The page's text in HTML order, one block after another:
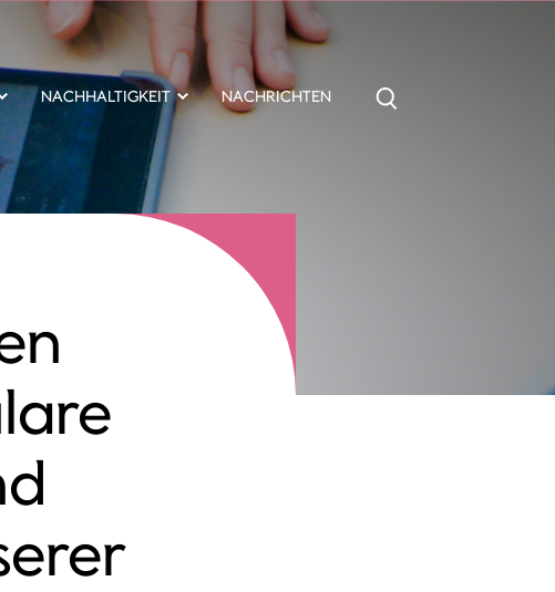
NACHHALTIGKEIT NACHRICHTEN